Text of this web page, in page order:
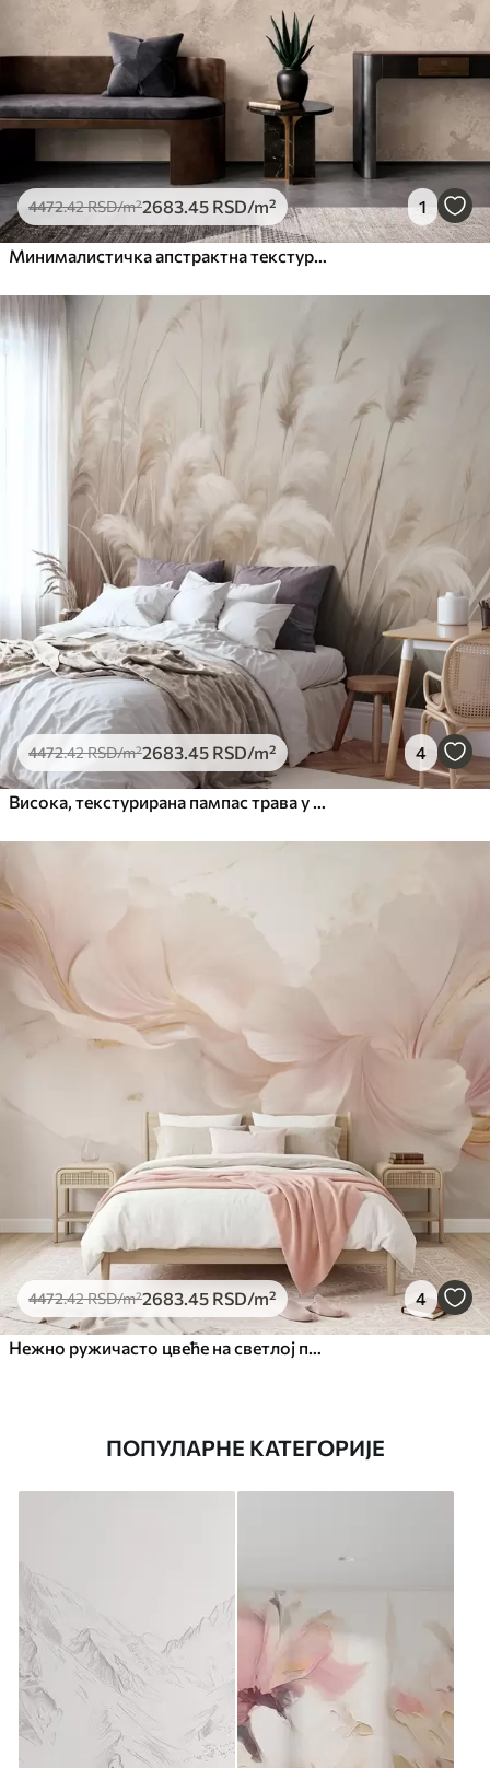
4472.42RSD/m²2683 .45 RSD/m² 1
4472.42RSD/m²2683 .45 RSD/m² 4
4472.42RSD/m²2683 .45 RSD/m² 4
ПОПУЛАРНЕ КАТЕГОРИЈЕ